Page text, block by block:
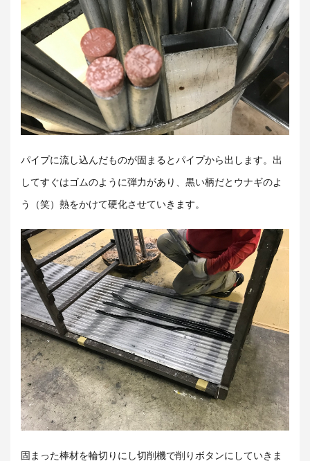
パイプに流し込んだものが固まるとパイプから出します。出
してすぐはゴムのように弾力があり、黒い柄だとウナギのよ
う（笑）熱をかけて硬化させていきます。
固まった棒材を輪切りにし切削機で削りボタンにしていきま